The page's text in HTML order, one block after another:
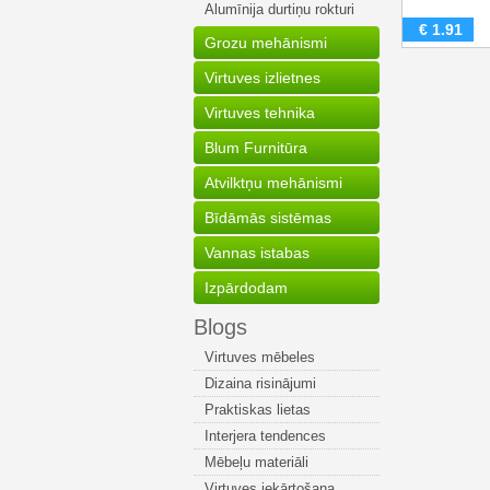
Alumīnija durtiņu rokturi
Grozu mehānismi
Virtuves izlietnes
Virtuves tehnika
Blum Furnitūra
Atvilktņu mehānismi
Bīdāmās sistēmas
Vannas istabas
Izpārdodam
Blogs
Virtuves mēbeles
Dizaina risinājumi
Praktiskas lietas
Interjera tendences
Mēbeļu materiāli
€ 1.91